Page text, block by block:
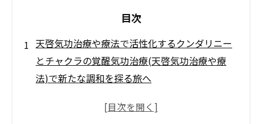
目次
天啓気功治療や療法で活性化するクンダリニー
とチャクラの覚醒気功治療(天啓気功治療や療
法)で新たな調和を探る旅へ
ニーとは？その起源と意義